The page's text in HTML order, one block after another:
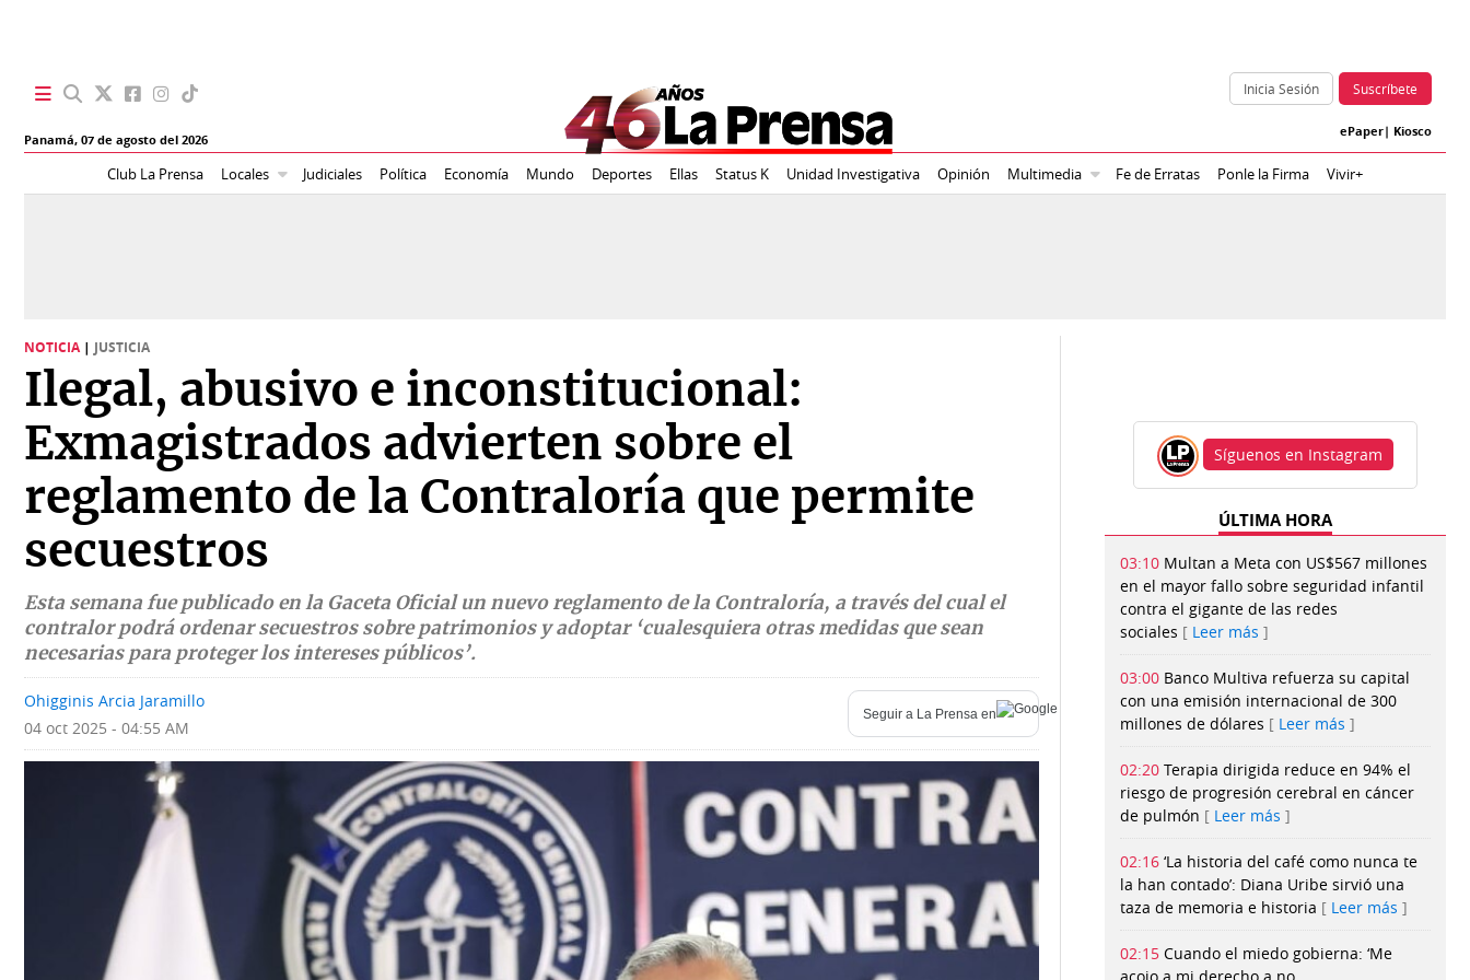
Panamá,07 de agosto del 2026
Inicia Sesión Suscríbete
ePaper| Kiosco
Club La Prensa Locales Judiciales Política Economía Mundo Deportes Ellas Status K Unidad Investigativa Opinión Multimedia Fe de Erratas Ponle la Firma Vivir+
Política
Economía
Mundo
Deportes
Tecnología
Ponle
la
Firma
BBC
Vivir+
Opinión
Blogs
Fotografías
Videos
Fe
de
erratas
Historias
Buscador
Comunicados
Contenido
marcas
RSS
NOTICIA | JUSTICIA
Ilegal, abusivo e inconstitucional:
Exmagistrados advierten sobre el
reglamento de la Contraloría que permite
secuestros
Esta semana fue publicado en la Gaceta Oficial un nuevo reglamento de la Contraloría, a través del cual el
contralor podrá ordenar secuestros sobre patrimonios y adoptar ‘cualesquiera otras medidas que sean
necesarias para proteger los intereses públicos’.
Ohigginis Arcia Jaramillo
04 oct 2025 - 04:55 AM
Seguir a La Prensa en
Síguenos en Instagram
ÚLTIMA HORA
03:10 Multan a Meta con US$567 millones
en el mayor fallo sobre seguridad infantil
contra el gigante de las redes
sociales
Leer más
03:00 Banco Multiva refuerza su capital
con una emisión internacional de 300
millones de dólares
Leer más
02:20 Terapia dirigida reduce en 94% el
riesgo de progresión cerebral en cáncer
de pulmón
Leer más
02:16 ‘La historia del café como nunca te
la han contado’: Diana Uribe sirvió una
taza de memoria e historia
Leer más
02:15 Cuando el miedo gobierna: ‘Me